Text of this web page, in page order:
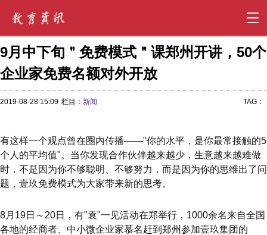
9月中下旬＂免费模式＂课郑州开讲，50个
企业家免费名额对外开放
2019-08-28 15:09 栏目： 新闻 TAG：
有这样一个观点曾在圈内传播——"你的水平，是你最常接触的5
个人的平均值"。当你发现合作伙伴越来越少，生意越来越难做
时，不是因为你不够聪明、不够努力，而是因为你的思维出了问
题，壹玖免费模式为大家带来新的思考。
8月19日～20日，有"袁"一见活动在郑举行，1000余名来自全国
各地的经商者、中小微企业家慕名赶到郑州参加壹玖集团的